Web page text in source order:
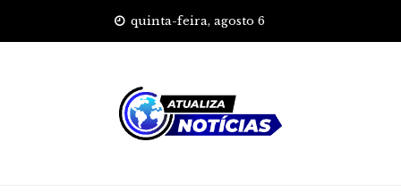
quinta-feira, agosto 6